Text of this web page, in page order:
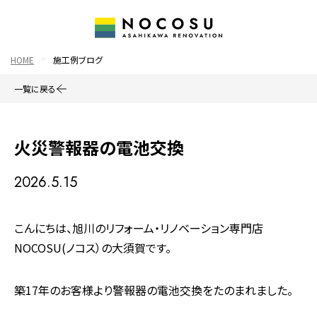
HOME 施工例ブログ
一覧に戻る
火災警報器の電池交換
2026.5.15
こんにちは、旭川のリフォーム・リノベーション専門店
NOCOSU(ノコス）の大須賀です。
築17年のお客様より警報器の電池交換をたのまれました。